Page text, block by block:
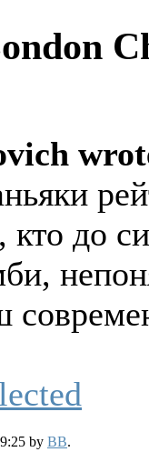
кто до
by BB.